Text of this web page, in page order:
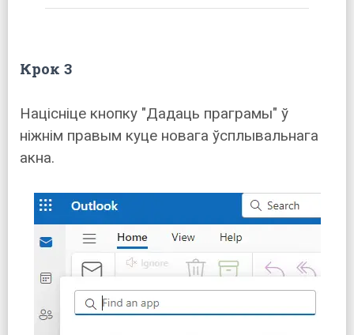
Крок 3
Націсніце кнопку "Дадаць праграмы" ў
ніжнім правым куце новага ўсплывальнага
акна.